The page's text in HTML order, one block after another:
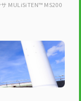
MULiSiTEN™ MS200